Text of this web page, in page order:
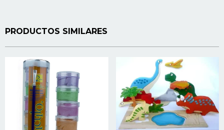
PRODUCTOS SIMILARES